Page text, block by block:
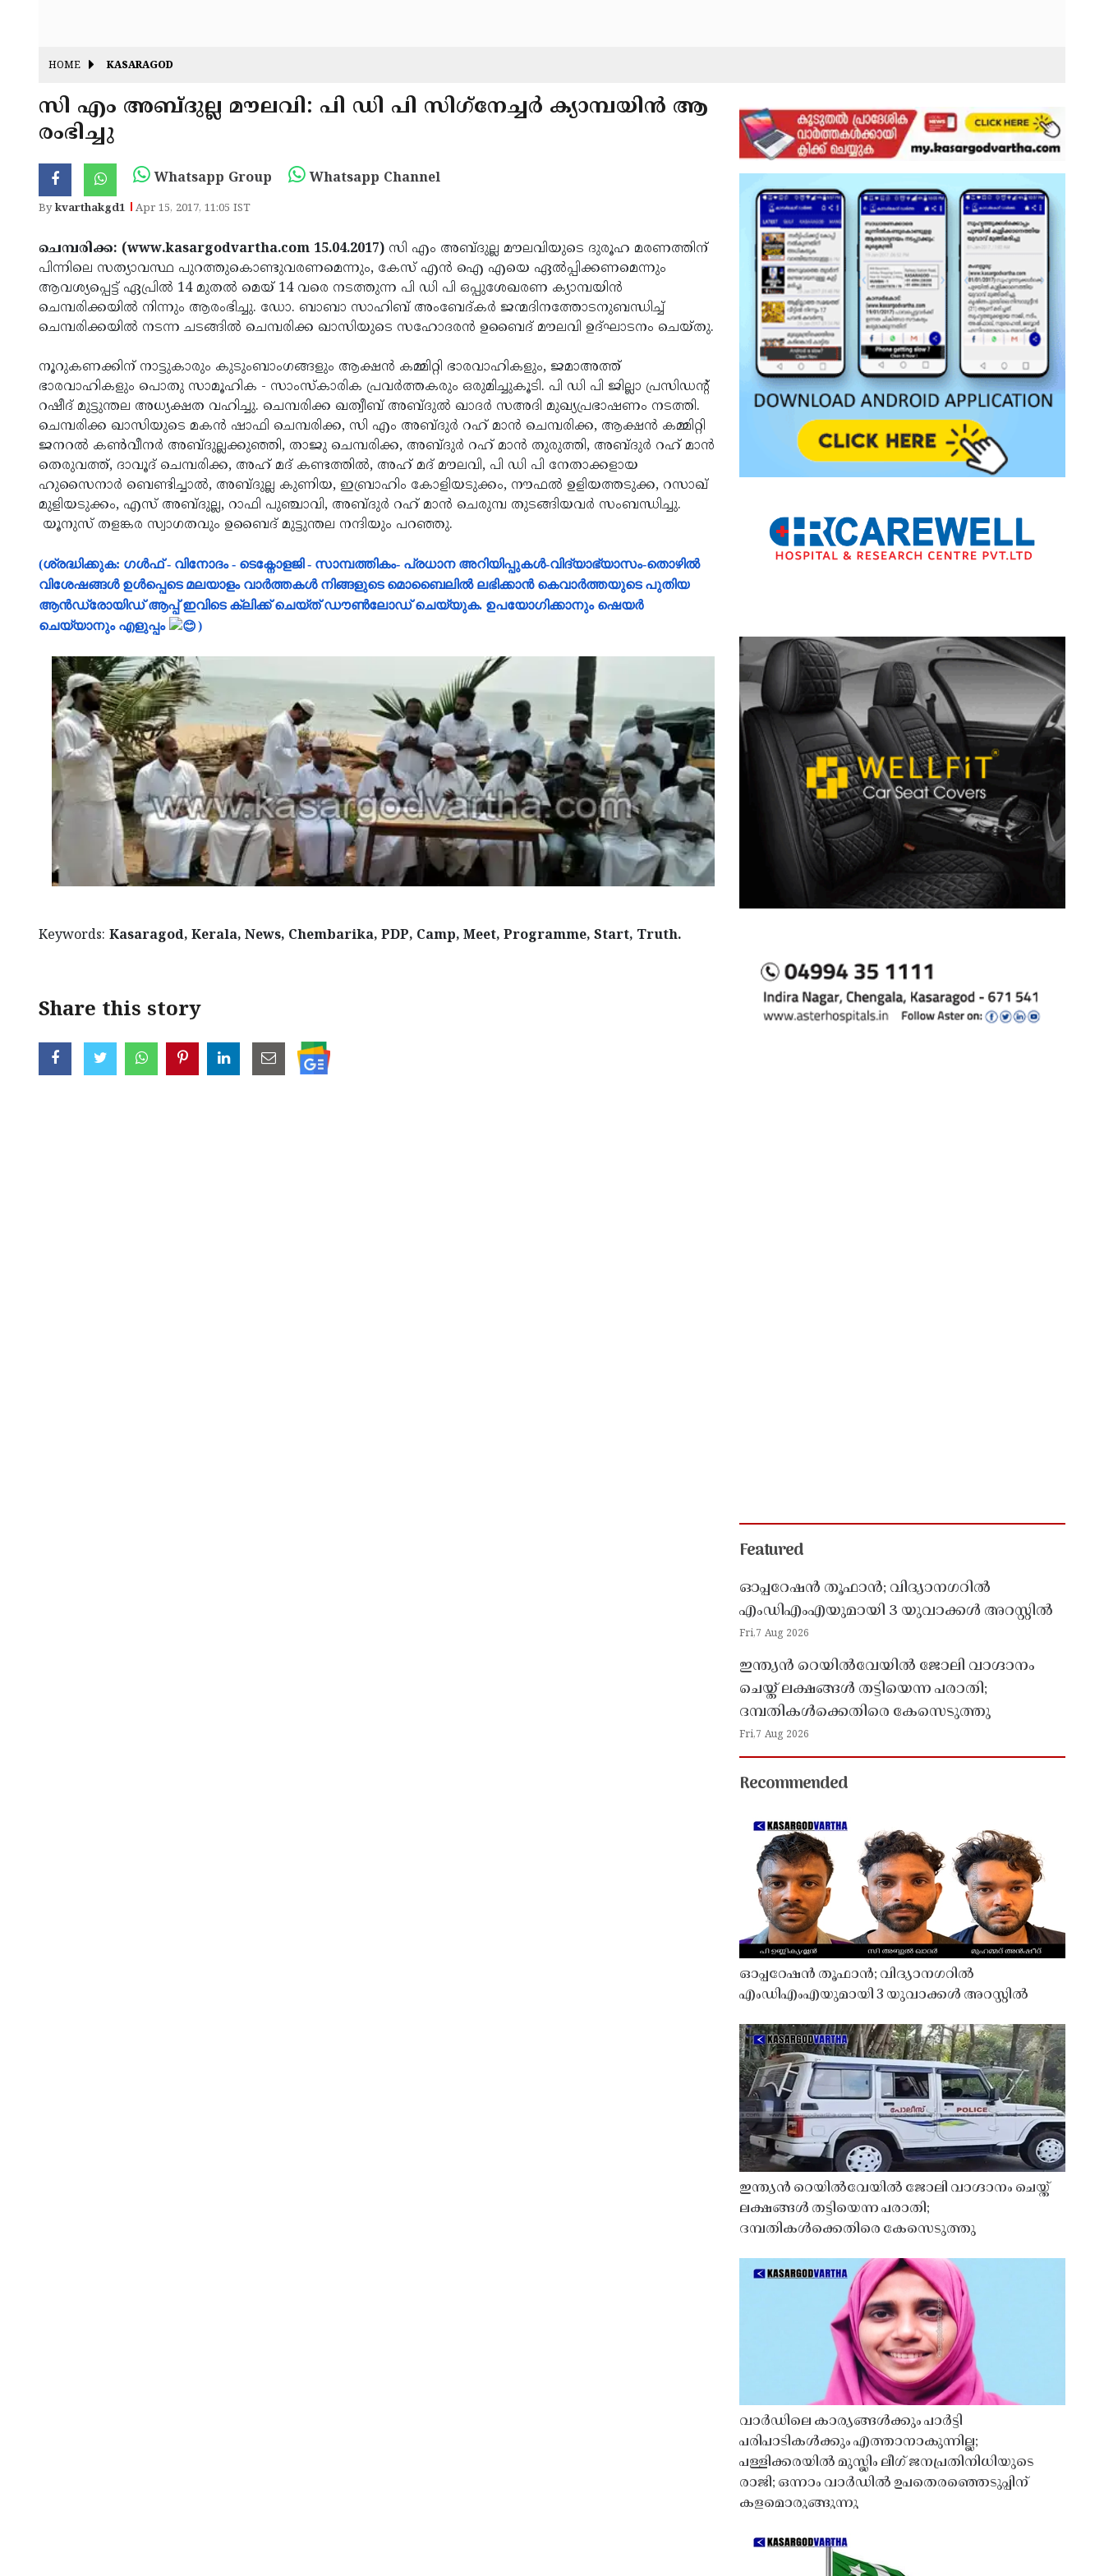
HOME KASARAGOD
സി എം അബ്ദുല്ല മൗലവി: പി ഡി പി സിഗ്‌നേച്ചര്‍ ക്യാമ്പയിന്‍ ആ
രംഭിച്ചു
Whatsapp Group Whatsapp Channel
Bykvarthakgd1 Apr 15, 2017, 11:05 IST
ചെമ്പരിക്ക: (www.kasargodvartha.com 15.04.2017) സി എം അബ്ദുല്ല മൗലവിയുടെ ദുരൂഹ മരണത്തിന്
പിന്നിലെ സത്യാവസ്ഥ പുറത്തുകൊണ്ടുവരണമെന്നും, കേസ് എന്‍ ഐ എയെ ഏല്‍പ്പിക്കണമെന്നും
ആവശ്യപ്പെട്ട് ഏപ്രില്‍ 14 മുതല്‍ മെയ് 14 വരെ നടത്തുന്ന പി ഡി പി ഒപ്പുശേഖരണ ക്യാമ്പയിന്‍
ചെമ്പരിക്കയില്‍ നിന്നും ആരംഭിച്ചു. ഡോ. ബാബാ സാഹിബ് അംബേദ്കര്‍ ജന്മദിനത്തോടനുബന്ധിച്ച്
ചെമ്പരിക്കയില്‍ നടന്ന ചടങ്ങില്‍ ചെമ്പരിക്ക ഖാസിയുടെ സഹോദരന്‍ ഉബൈദ് മൗലവി ഉദ്ഘാടനം ചെയ്തു.
നൂറുകണക്കിന് നാട്ടുകാരും കുടുംബാംഗങ്ങളും ആക്ഷന്‍ കമ്മിറ്റി ഭാരവാഹികളും, ജമാഅത്ത്
ഭാരവാഹികളും പൊതു സാമൂഹിക - സാംസ്‌കാരിക പ്രവര്‍ത്തകരും ഒരുമിച്ചുകൂടി. പി ഡി പി ജില്ലാ പ്രസിഡന്റ്
റഷീദ് മുട്ടുന്തല അധ്യക്ഷത വഹിച്ചു. ചെമ്പരിക്ക ഖത്വീബ് അബ്ദുല്‍ ഖാദര്‍ സഅദി മുഖ്യപ്രഭാഷണം നടത്തി.
ചെമ്പരിക്ക ഖാസിയുടെ മകന്‍ ഷാഫി ചെമ്പരിക്ക, സി എം അബ്ദുര്‍ റഹ് മാന്‍ ചെമ്പരിക്ക, ആക്ഷന്‍ കമ്മിറ്റി
ജനറല്‍ കണ്‍വീനര്‍ അബ്ദുല്ലക്കുഞ്ഞി, താജു ചെമ്പരിക്ക, അബ്ദുര്‍ റഹ് മാന്‍ തുരുത്തി, അബ്ദുര്‍ റഹ് മാന്‍
തെരുവത്ത്, ദാവൂദ് ചെമ്പരിക്ക, അഹ് മദ് കണ്ടത്തില്‍, അഹ് മദ് മൗലവി, പി ഡി പി നേതാക്കളായ
ഹുസൈനാര്‍ ബെണ്ടിച്ചാല്‍, അബ്ദുല്ല കുണിയ, ഇബ്രാഹിം കോളിയടുക്കം, നൗഫല്‍ ഉളിയത്തടുക്ക, റസാഖ്
മുളിയടുക്കം, എസ് അബ്ദുല്ല, റാഫി പുഞ്ചാവി, അബ്ദുര്‍ റഹ് മാന്‍ ചെരുമ്പ തുടങ്ങിയവര്‍ സംബന്ധിച്ചു.
യൂനുസ് തളങ്കര സ്വാഗതവും ഉബൈദ് മുട്ടുന്തല നന്ദിയും പറഞ്ഞു.
(ശ്രദ്ധിക്കുക: ഗൾഫ് - വിനോദം - ടെക്നോളജി - സാമ്പത്തികം- പ്രധാന അറിയിപ്പുകൾ-വിദ്യാഭ്യാസം-തൊഴിൽ
വിശേഷങ്ങൾ ഉൾപ്പെടെ മലയാളം വാർത്തകൾ നിങ്ങളുടെ മൊബൈലിൽ ലഭിക്കാൻ കെവാർത്തയുടെ പുതിയ
ആൻഡ്രോയിഡ് ആപ്പ് ഇവിടെ ക്ലിക്ക് ചെയ്ത് ഡൗൺലോഡ് ചെയ്യുക. ഉപയോഗിക്കാനും ഷെയർ
ചെയ്യാനും എളുപ്പം
)
Keywords: Kasaragod, Kerala, News, Chembarika, PDP, Camp, Meet, Programme, Start, Truth.
Share this story
Featured
ഓപ്പറേഷൻ തൂഫാൻ; വിദ്യാനഗറിൽ
എംഡിഎംഎയുമായി 3 യുവാക്കൾ അറസ്റ്റിൽ
Fri,7 Aug 2026
ഇന്ത്യൻ റെയിൽവേയിൽ ജോലി വാഗ്ദാനം
ചെയ്ത് ലക്ഷങ്ങൾ തട്ടിയെന്ന പരാതി;
ദമ്പതികൾക്കെതിരെ കേസെടുത്തു
Fri,7 Aug 2026
Recommended
ഓപ്പറേഷൻ തൂഫാൻ; വിദ്യാനഗറിൽ
എംഡിഎംഎയുമായി 3 യുവാക്കൾ അറസ്റ്റിൽ
ഇന്ത്യൻ റെയിൽവേയിൽ ജോലി വാഗ്ദാനം ചെയ്ത്
ലക്ഷങ്ങൾ തട്ടിയെന്ന പരാതി;
ദമ്പതികൾക്കെതിരെ കേസെടുത്തു
വാർഡിലെ കാര്യങ്ങൾക്കും പാർട്ടി
പരിപാടികൾക്കും എത്താനാകുന്നില്ല;
പള്ളിക്കരയിൽ മുസ്ലിം ലീഗ് ജനപ്രതിനിധിയുടെ
രാജി; ഒന്നാം വാർഡിൽ ഉപതെരഞ്ഞെടുപ്പിന്
കളമൊരുങ്ങുന്നു